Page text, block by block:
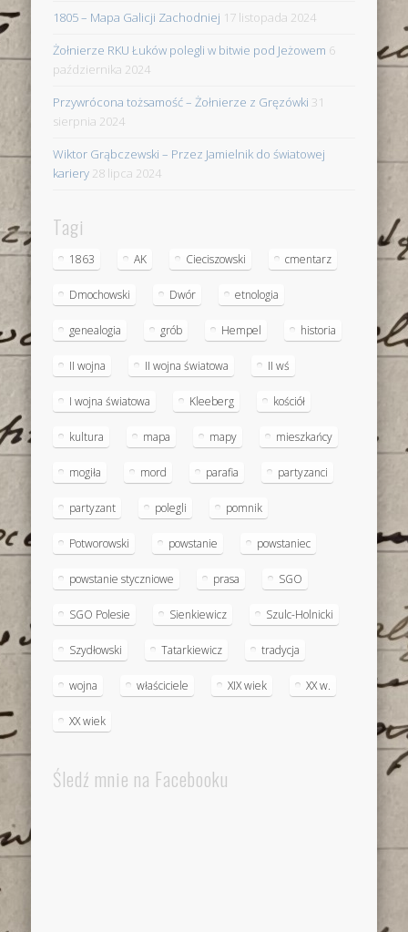
1805 – Mapa Galicji Zachodniej 17 listopada 2024
Żołnierze RKU Łuków polegli w bitwie pod Jeżowem 6
października 2024
Przywrócona tożsamość – Żołnierze z Gręzówki 31
sierpnia 2024
Wiktor Grąbczewski – Przez Jamielnik do światowej
kariery 28 lipca 2024
Tagi
1863 AK Cieciszowski cmentarz
Dmochowski Dwór etnologia
genealogia grób Hempel historia
II wojna II wojna światowa II wś
I wojna światowa Kleeberg kościół
kultura mapa mapy mieszkańcy
mogiła mord parafia partyzanci
partyzant polegli pomnik
Potworowski powstanie powstaniec
powstanie styczniowe prasa SGO
SGO Polesie Sienkiewicz Szulc-Holnicki
Szydłowski Tatarkiewicz tradycja
wojna właściciele XIX wiek XX w.
XX wiek
Śledź mnie na Facebooku